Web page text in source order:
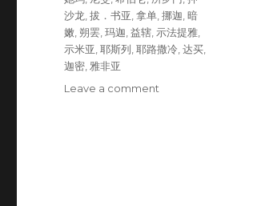
沙龙 ,拔．书亚 ,拿单 ,挪迦 ,暗
嫩 ,朔罢 ,玛迦 ,益辖 示法提雅
示米亚 ,耶斯列 ,耶路撒冷 ,达买
迦密 雅非亚
Leave a comment